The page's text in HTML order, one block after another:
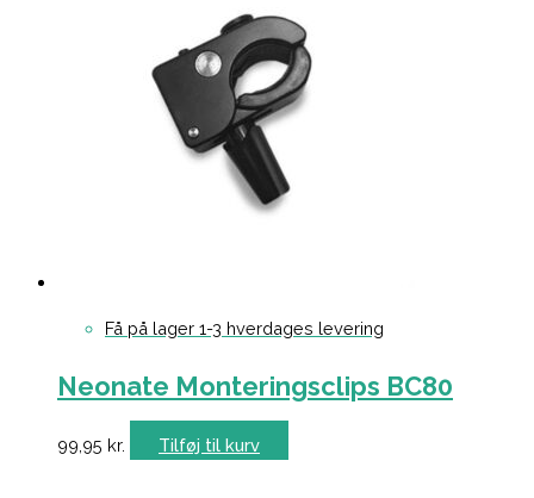
Få på lager 1-3 hverdages levering
Neonate Monteringsclips BC80
99,95 kr. Tilføj til kurv